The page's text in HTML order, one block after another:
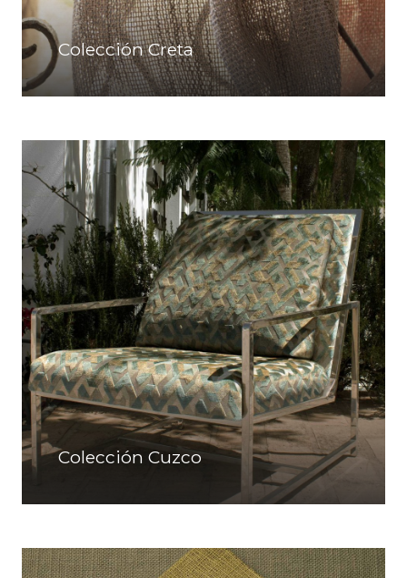
Colección Creta
Colección Cuzco